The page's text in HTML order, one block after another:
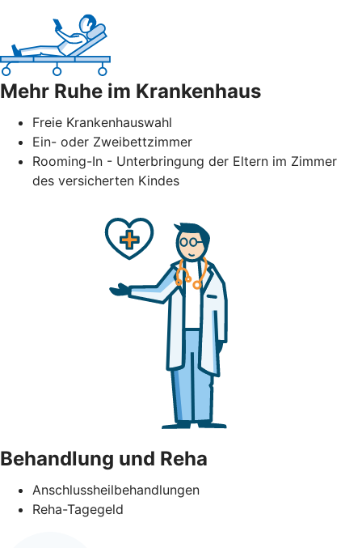
Mehr Ruhe im Krankenhaus
Freie Krankenhauswahl
Ein- oder Zweibettzimmer
Rooming-In - Unterbringung der Eltern im Zimmer
des versicherten Kindes
Behandlung und Reha
Anschlussheilbehandlungen
Reha-Tagegeld